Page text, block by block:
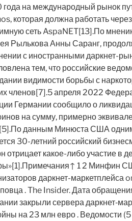
на международный рынок
которая должна работать
сеть AspaNET[13].По
Рылькова Анны Саранг,
с иностранными даркнет-
тем, что российские
видимости борьбы с
членов[7].5 апреля 2022
Германии сообщило о
на сумму, примерно
данным Минюста США одним
30-летний российский
отрицает какое-либо участие в
1 2 Минфин
даркнет-маркетплейса
. The Insider. Дата
закрыли сервера
на 23 млн евро . Ведомости